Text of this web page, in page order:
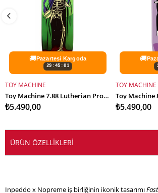
🚚Pazartesi Kargoda
29:45:00
SEPETE EKLE
TOY MACHINE
Toy Machine 7.88 Lutherian Profesyonel Kaykay Tahtası
₺5.490,00
🚚
SEPETE
TOY MACHINE
₺5.490,00
ÜRÜN ÖZELLIKLERI
Inpeddo x Nopreme iş birliğinin ikonik tasarımı